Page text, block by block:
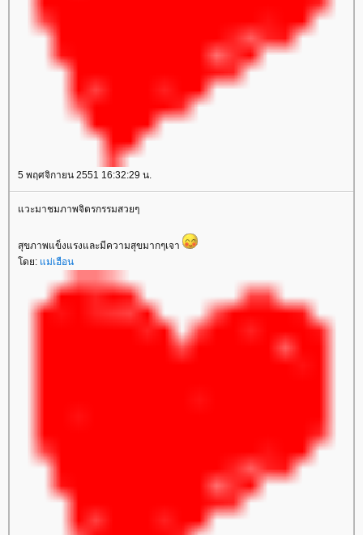
5 พฤศจิกายน 2551 16:32:29 น.
วะมาชมภาพจิตรกรรมสวยๆ
สุขภาพแข็งแรงและมีความสุขมากๆเจา
ดย: ม่เฮือน